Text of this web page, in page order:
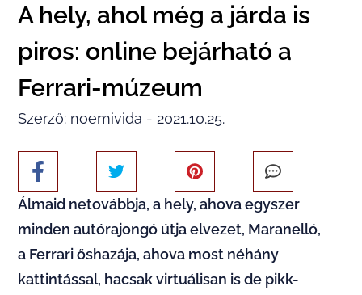
A hely, ahol még a járda is
piros: online bejárható a
Ferrari-múzeum
Szerző: noemivida - 2021.10.25.
Álmaid netovábbja, a hely, ahova egyszer
minden autórajongó útja elvezet, Maranelló,
a Ferrari őshazája, ahova most néhány
kattintással, hacsak virtuálisan is de pikk-